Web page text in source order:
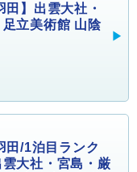
田】出雲大社・
立美術館 山陰
田/1泊目ランク
大社・宮島・厳